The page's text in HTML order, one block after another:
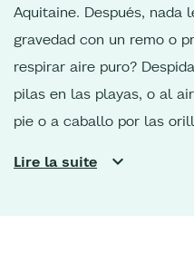
Aquitaine. Después, nada
gravedad con un remo o
respirar aire puro?
pilas en las playas, o al
pie o a caballo por las
es un ciclista apasionado,
Lire la suite